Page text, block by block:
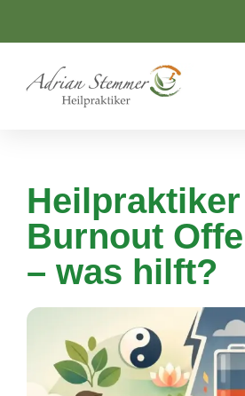
Heilpraktiker
Burnout
– was hilft?